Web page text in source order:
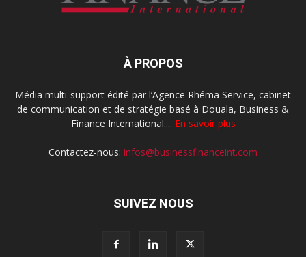
À PROPOS
Média multi-support édité par l’Agence Rhéma Service, cabinet
de communication et de stratégie basé à Douala, Business &
Finance International.... En savoir plus
Contactez-nous: infos@businessfinanceint.com
SUIVEZ NOUS